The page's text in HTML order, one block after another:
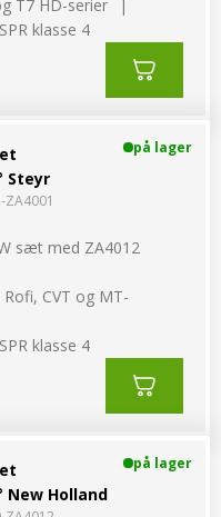
T7 HD-serier
klasse 4
Steyr
ZA4001
på lager
sæt med ZA4012
CVT og MT-
klasse 4
New Holland
på lager